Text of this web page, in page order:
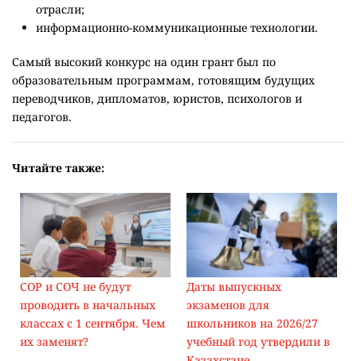
отрасли;
информационно-коммуникационные технологии.
Самый высокий конкурс на один грант был по
образовательным программам, готовящим будущих
переводчиков, дипломатов, юристов, психологов и
педагогов.
Читайте также:
СОР и СОЧ не будут
проводить в начальных
классах с 1 сентября. Чем
их заменят?
Даты выпускных
экзаменов для
школьников на 2026/27
учебный год утвердили в